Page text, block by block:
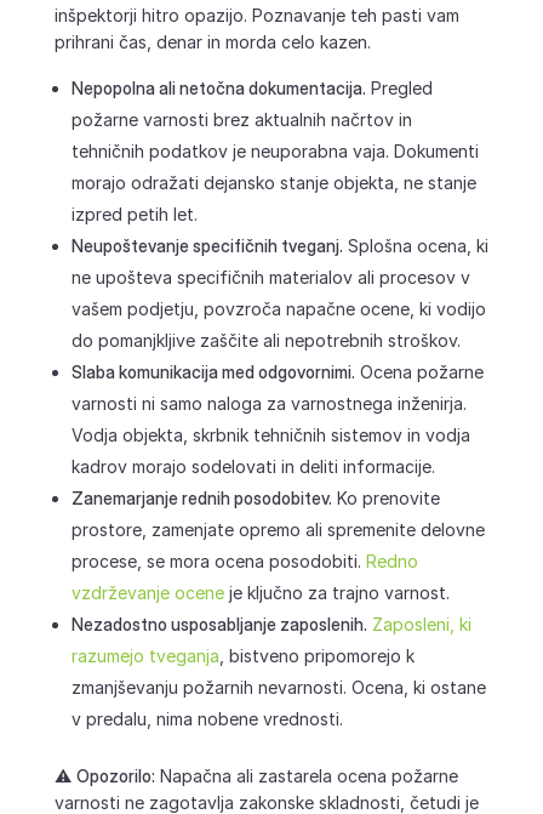
inšpektorji hitro opazijo. Poznavanje teh pasti vam
prihrani čas, denar in morda celo kazen.
Nepopolna ali netočna dokumentacija. Pregled
požarne varnosti brez aktualnih načrtov in
tehničnih podatkov je neuporabna vaja. Dokumenti
morajo odražati dejansko stanje objekta, ne stanje
izpred petih let.
Neupoštevanje specifičnih tveganj. Splošna ocena, ki
ne upošteva specifičnih materialov ali procesov v
vašem podjetju, povzroča napačne ocene, ki vodijo
do pomanjkljive zaščite ali nepotrebnih stroškov.
Slaba komunikacija med odgovornimi. Ocena požarne
varnosti ni samo naloga za varnostnega inženirja.
Vodja objekta, skrbnik tehničnih sistemov in vodja
kadrov morajo sodelovati in deliti informacije.
Zanemarjanje rednih posodobitev. Ko prenovite
prostore, zamenjate opremo ali spremenite delovne
procese, se mora ocena posodobiti. Redno
vzdrževanje oceneje ključno za trajno varnost.
Nezadostno usposabljanje zaposlenih. Zaposleni, ki
razumejo tveganja , bistveno pripomorejo k
zmanjševanju požarnih nevarnosti. Ocena, ki ostane
v predalu, nima nobene vrednosti.
⚠️ Opozorilo: Napačna ali zastarela ocena požarne
varnosti ne zagotavlja zakonske skladnosti, četudi je